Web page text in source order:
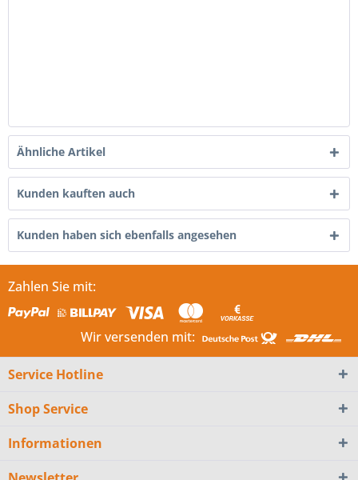
Ähnliche Artikel
Kunden kauften auch
Kunden haben sich ebenfalls angesehen
Zahlen Sie mit:
Wir versenden mit:
Service Hotline
Shop Service
Informationen